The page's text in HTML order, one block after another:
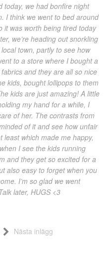
today, we had bonfire night
I think we went to bed around
was worth being tired today
we’re heading out snorkling
town, partly to see how
to a store where I bought a
and they are all so nice
kids, bought lollipops to them
kids are just amazing! A little
my hand for a while, I
of her. The contrasts from
of it and see how unfair
which made me happy,
I see the kids running
and they get so excited for a
also easy to forget when you
I’m so glad we went
later, HUGS <3
Nästa inlägg